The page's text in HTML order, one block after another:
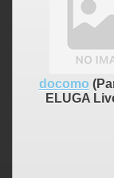
docomo
ELUGA